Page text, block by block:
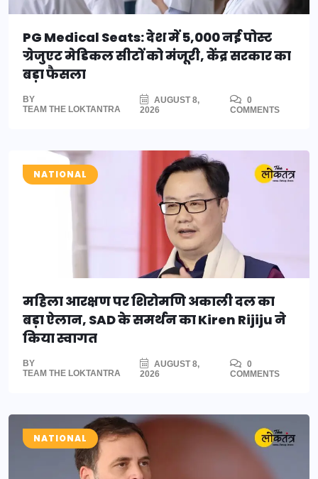
PG Medical Seats: देश में 5,000 नई पोस्ट
ग्रेजुएट मेडिकल सीटों को मंजूरी, केंद्र सरकार का
बड़ा फैसला
BY
TEAM THE LOKTANTRA
AUGUST 8,
2026
0
COMMENTS
NATIONAL
महिला आरक्षण पर शिरोमणि अकाली दल का
बड़ा ऐलान, SAD के समर्थन का Kiren Rijiju ने
किया स्वागत
BY
TEAM THE LOKTANTRA
AUGUST 8,
2026
0
COMMENTS
NATIONAL